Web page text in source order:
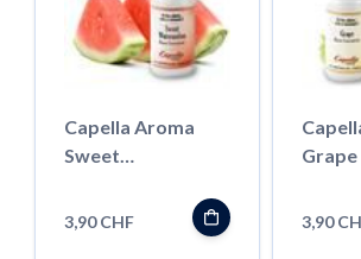
Capella Aroma
Sweet
3,90 CHF
Grape
3,90